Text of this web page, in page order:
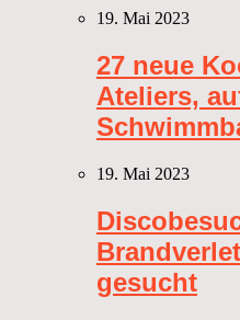
19. Mai 2023
27 neue
Ateliers,
19. Mai 2023
gesucht